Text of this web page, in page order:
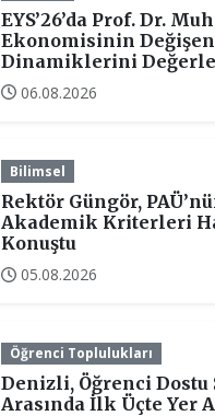
EYS’26’da Prof. Dr.
Ekonomisinin Değişen
Dinamiklerini
06.08.2026
Bilimsel
Rektör Güngör,
Akademik Kriterleri
Konuştu
05.08.2026
Öğrenci Toplulukları
Denizli, Öğrenci
Arasında İlk Üçte Yer